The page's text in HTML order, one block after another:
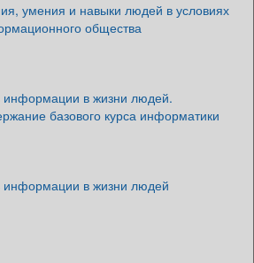
умения и навыки людей в условиях
общества
информации в жизни людей.
базового курса информатики
информации в жизни людей